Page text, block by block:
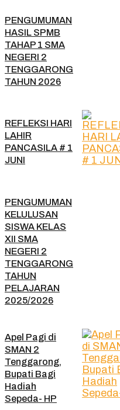
PENGUMUMAN
HASIL SPMB
TAHAP 1 SMA
NEGERI 2
TENGGARONG
TAHUN 2026
REFLEKSI HARI
LAHIR
PANCASILA # 1
JUNI
PENGUMUMAN
KELULUSAN
SISWA KELAS
XII SMA
NEGERI 2
TENGGARONG
TAHUN
PELAJARAN
2025/2026
Apel Pagi di
SMAN 2
Tenggarong,
Bupati Bagi
Hadiah
Sepeda- HP